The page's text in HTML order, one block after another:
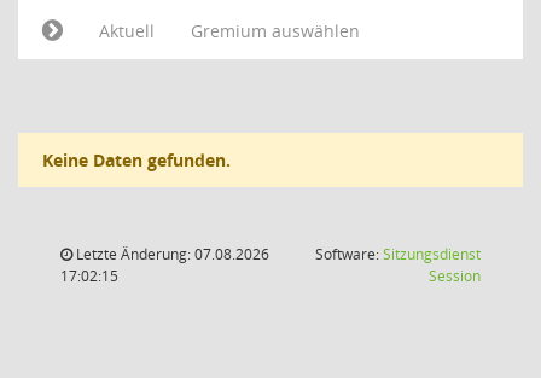
Aktuell
Gremium auswählen
Keine Daten gefunden.
Letzte Änderung: 07.08.2026
17:02:15
Software:Sitzungsdienst
Session(Wird in